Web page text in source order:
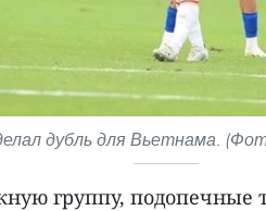
дубль для Вьетнама.
группу, подопечные